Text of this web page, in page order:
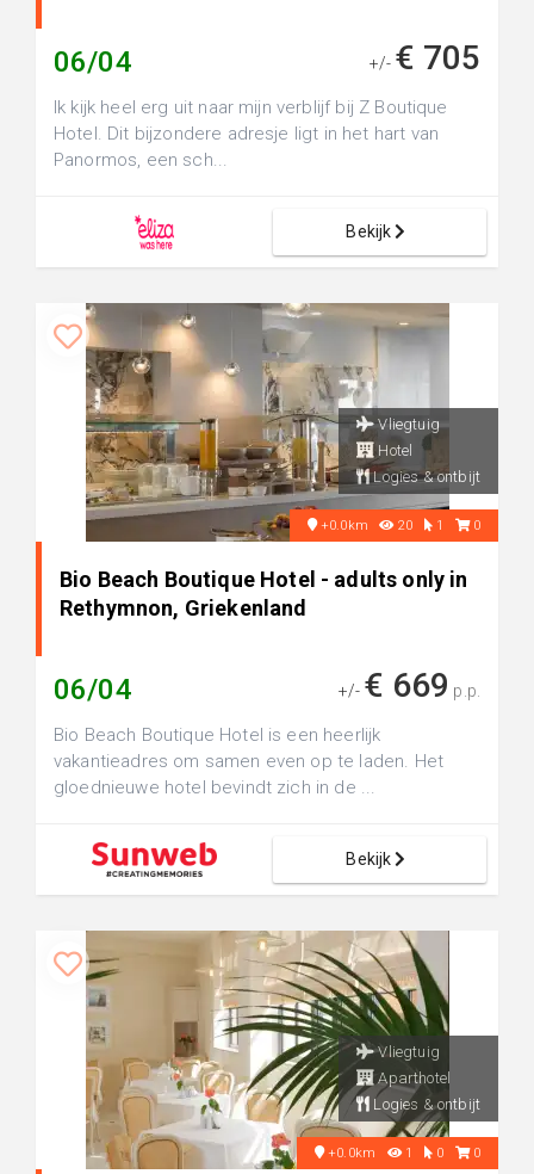
06/04 +/- € 705
Ik kijk heel erg uit naar mijn verblijf bij Z Boutique
Hotel. Dit bijzondere adresje ligt in het hart van
Panormos, een sch...
Bekijk
Vliegtuig
Hotel
Logies & ontbijt
+0.0km 20 1 0
Bio Beach Boutique Hotel - adults only in
Rethymnon, Griekenland
06/04 +/- € 669 p.p.
Bio Beach Boutique Hotel is een heerlijk
vakantieadres om samen even op te laden. Het
gloednieuwe hotel bevindt zich in de ...
Bekijk
Vliegtuig
Aparthotel
Logies & ontbijt
+0.0km 1 0 0